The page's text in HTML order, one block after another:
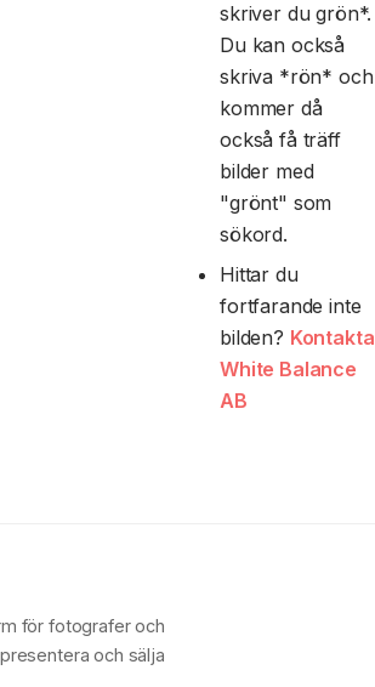
skriver du grön*.
Du kan också
skriva *rön* och
kommer då
också få träff
bilder med
"grönt" som
sökord.
Hittar du
fortfarande inte
bilden? Kontakta
White Balance
AB
för fotografer och
och sälja